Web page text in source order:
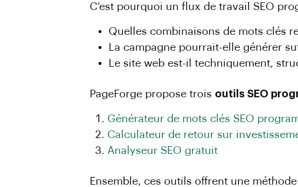
C’est pourquoi un flux de travail SEO
Quelles combinaisons de mots clés
La campagne pourrait-elle générer
Le site web est-il techniquement,
PageForge propose trois outils SEO
Générateur de mots clés SEO
Calculateur de retour sur
Analyseur SEO gratuit
Ensemble, ces outils offrent une